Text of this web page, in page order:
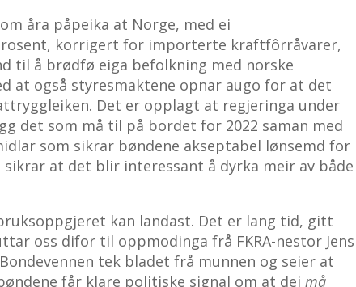
åra påpeika at Norge, med ei
korrigert for importerte kraftfôrråvarer,
til å brødfø eiga befolkning med norske
at også styresmaktene opnar augo for at det
Det er opplagt at regjeringa under
det som må til på bordet for 2022 saman med
som sikrar bøndene akseptabel lønsemd for
at det blir interessant å dyrka meir av både
kan landast. Det er lang tid, gitt
oss difor til oppmodinga frå FKRA-nestor Jens
tek bladet frå munnen og seier at
får klare politiske signal om at deimå